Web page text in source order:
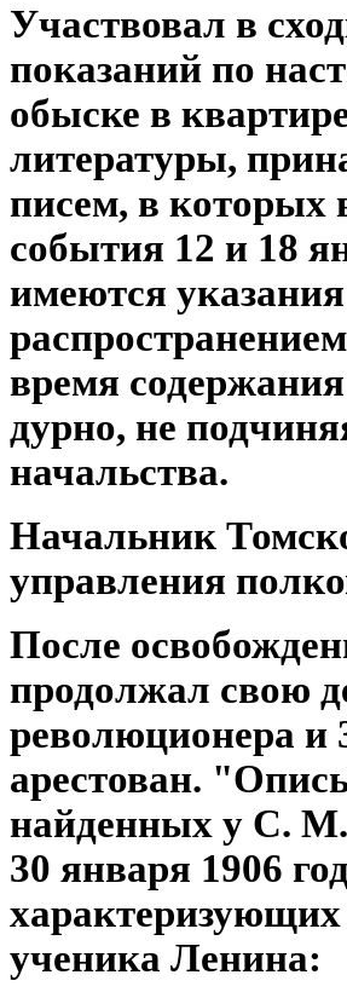
Участвовал в
показаний по
обыске в
литературы,
писем, в которых
события 12 и 18
имеются
время
дурно, не
начальства.
Начальник
управления
После
продолжал свою
революционера и
арестован.
найденных у С. М.
30 января 1906
ученика Ленина: